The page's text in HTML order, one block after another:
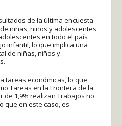
de la última encuesta
niñas, niños y adolescentes.
en todo el país
infantil, lo que implica una
de niñas, niños y
tareas económicas, lo que
Tareas en la Frontera de la
de 1,9% realizan Trabajos no
que en este caso, es